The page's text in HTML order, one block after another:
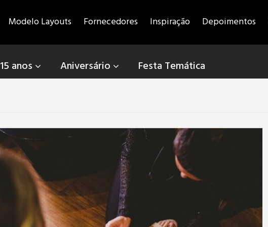
Modelo Layouts Fornecedores Inspiração Depoimentos
15 anos Aniversário Festa Temática